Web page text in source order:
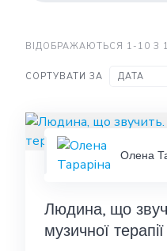
ВІДОБРАЖАЮТЬСЯ 1-10 З
СОРТУВАТИ ЗА ДАТА
Олена
Людина, що
музичної терапії